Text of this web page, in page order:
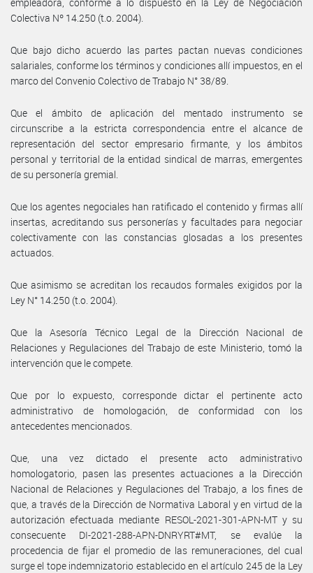
Colectiva Nº 14.250 (t.o. 2004).
Que bajo dicho acuerdo las partes pactan nuevas condiciones
salariales, conforme los términos y condiciones allí impuestos, en el
marco del Convenio Colectivo de Trabajo N° 38/89.
Que el ámbito de aplicación del mentado instrumento se
circunscribe a la estricta correspondencia entre el alcance de
representación del sector empresario firmante, y los ámbitos
personal y territorial de la entidad sindical de marras, emergentes
de su personería gremial.
Que los agentes negociales han ratificado el contenido y firmas allí
insertas, acreditando sus personerías y facultades para negociar
colectivamente con las constancias glosadas a los presentes
actuados.
Que asimismo se acreditan los recaudos formales exigidos por la
Ley N° 14.250 (t.o. 2004).
Que la Asesoría Técnico Legal de la Dirección Nacional de
Relaciones y Regulaciones del Trabajo de este Ministerio, tomó la
intervención que le compete.
Que por lo expuesto, corresponde dictar el pertinente acto
administrativo de homologación, de conformidad con los
antecedentes mencionados.
Que, una vez dictado el presente acto administrativo
homologatorio, pasen las presentes actuaciones a la Dirección
Nacional de Relaciones y Regulaciones del Trabajo, a los fines de
que, a través de la Dirección de Normativa Laboral y en virtud de la
autorización efectuada mediante RESOL-2021-301-APN-MT y su
consecuente DI-2021-288-APN-DNRYRT#MT, se evalúe la
procedencia de fijar el promedio de las remuneraciones, del cual
surge el tope indemnizatorio establecido en el artículo 245 de la Ley